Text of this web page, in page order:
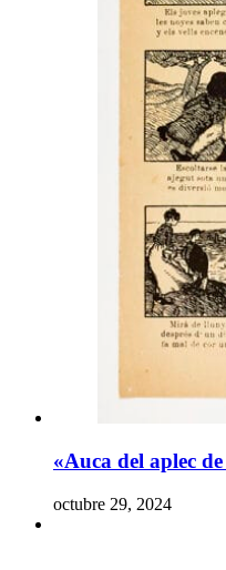
«Auca del aplec
octubre 29, 2024